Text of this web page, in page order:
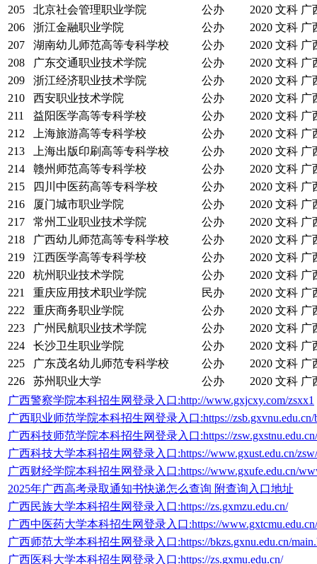
205
北京社会管理职业学院 公办 2020 文科 广
206
浙江金融职业学院 公办 2020 文科 广
207
湖南幼儿师范高等专科学校 公办 2020 文科 广
208
广东交通职业技术学院 公办 2020 文科 广
209
浙江经济职业技术学院 公办 2020 文科 广
210
西安职业技术学院 公办 2020 文科 广
211
益阳医学高等专科学校 公办 2020 文科 广
212
上海旅游高等专科学校 公办 2020 文科 广
213
上海出版印刷高等专科学校 公办 2020 文科 广
214
赣州师范高等专科学校 公办 2020 文科 广
215
四川中医药高等专科学校 公办 2020 文科 广
216
厦门城市职业学院 公办 2020 文科 广
217
常州工业职业技术学院 公办 2020 文科 广
218
广西幼儿师范高等专科学校 公办 2020 文科 广
219
江西医学高等专科学校 公办 2020 文科 广
220
杭州职业技术学院 公办 2020 文科 广
221
重庆应用技术职业学院 民办 2020 文科 广
222
重庆商务职业学院 公办 2020 文科 广
223
广州民航职业技术学院 公办 2020 文科 广
224
长沙卫生职业学院 公办 2020 文科 广
225
广东茂名幼儿师范专科学校 公办 2020 文科 广
226
苏州职业大学 公办 2020 文科 广
广西警察学院本科招生网登录入口:http://www.gxjcxy.com/zsxx1
广西职业师范学院本科招生网登录入口:https://zsb.gxvnu.edu.cn/
广西科技师范学院本科招生网登录入口:https://
广西科技大学本科招生网登录入口:https://www.gxust.edu.cn/
广西财经学院本科招生网登录入口:https://www.gxufe.edu.cn/
2025年广西高考录取通知书快递怎么查询 附查询入口地址
广西民族大学本科招生网登录入口:https://zs.gxmzu.edu.cn/
广西中医药大学本科招生网登录入口:https://
广西师范大学本科招生网登录入口:https://bkzs.gxnu.edu.cn/
广西医科大学本科招生网登录入口:https://zs.gxmu.edu.cn/